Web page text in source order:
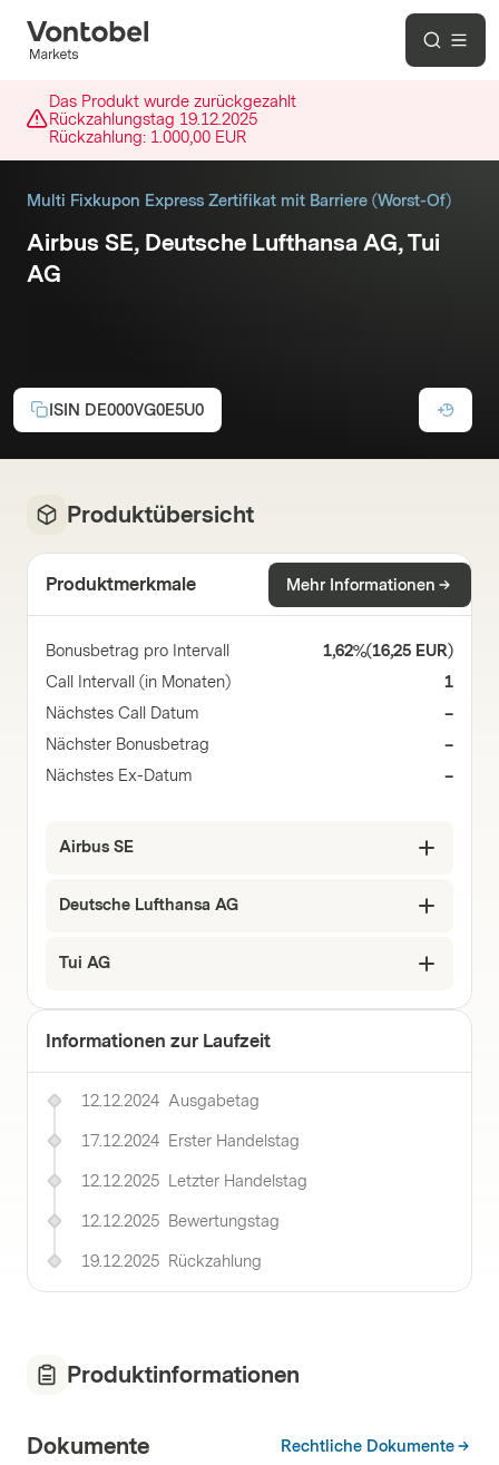
Das Produkt wurde zurückgezahlt
Rückzahlungstag 19.12.2025
Rückzahlung: 1.000,00 EUR
Multi Fixkupon Express Zertifikat mit Barriere (Worst-Of)
Airbus SE, Deutsche Lufthansa AG, Tui
AG
ISIN DE000VG0E5U0
Produktübersicht
Produktmerkmale Mehr Informationen
Bonusbetrag pro Intervall 1,62%(16,25 EUR)
Call Intervall (in Monaten)
1
Nächstes Call Datum
–
Nächster Bonusbetrag
–
Nächstes Ex-Datum
–
Airbus SE
Deutsche Lufthansa AG
Tui AG
Informationen zur Laufzeit
12.12.2024 Ausgabetag
17.12.2024 Erster Handelstag
12.12.2025 Letzter Handelstag
12.12.2025 Bewertungstag
19.12.2025 Rückzahlung
Produktinformationen
Dokumente Rechtliche Dokumente